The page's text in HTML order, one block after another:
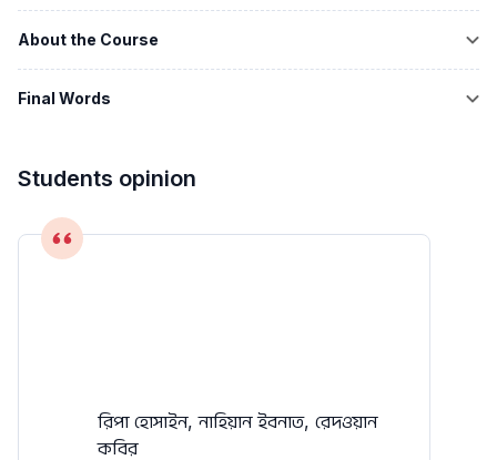
About the Course
Final Words
Students opinion
রিপা হোসাইন, নাহিয়ান ইবনাত, রেদওয়ান
কবির